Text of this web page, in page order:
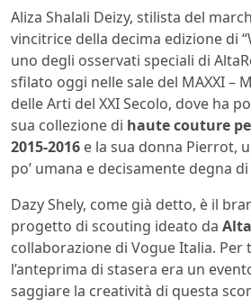
Aliza Shalali Deizy, stilista del
vincitrice della decima edizione di
uno degli osservati speciali di
sfilato oggi nelle sale del MAXXI –
delle Arti del XXI Secolo, dove ha
sua collezione di haute couture
2015-2016 e la sua donna Pierrot,
po’ umana e decisamente degna
Dazy Shely, come già detto, è il
progetto di scouting ideato da
collaborazione di Vogue Italia. Per
l’anteprima di stasera era un
saggiare la creatività di questa